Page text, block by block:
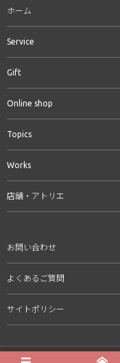
ホーム
Service
Gift
Online shop
Topics
Works
店舗・アトリエ
お問い合わせ
よくあるご質問
サイトポリシー